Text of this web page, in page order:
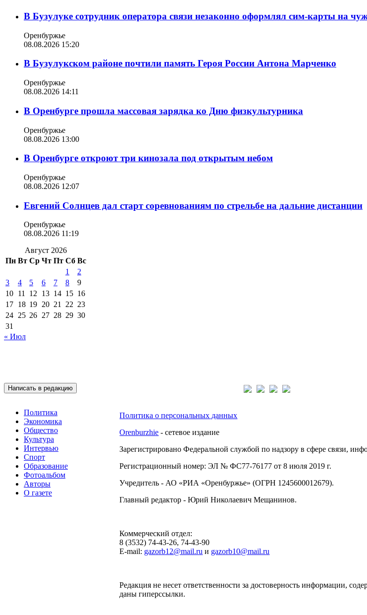
В Бузулуке сотрудник оператора связи незаконно оформлял сим-карты на
Оренбуржье
08.08.2026 15:20
В Бузулукском районе почтили память Героя России Антона Марченко
Оренбуржье
08.08.2026 14:11
В Оренбурге прошла массовая зарядка ко Дню физкультурника
Оренбуржье
08.08.2026 13:00
В Оренбурге откроют три кинозала под открытым небом
Оренбуржье
08.08.2026 12:07
Евгений Солнцев дал старт соревнованиям по стрельбе на дальние дистанции
Оренбуржье
08.08.2026 11:19
Август 2026
Пн Вт Ср Чт Пт Сб Вс
1
2
3
4 5 6 7 8
9
10 11 12 13 14 15 16
17 18 19 20 21 22 23
24 25 26 27 28 29 30
31
« Июл
Написать в редакцию
Политика
Экономика
Общество
Культура
Интервью
Спорт
Образование
Фотоальбом
Авторы
О газете
Политика о персональных данных
Orenburzhie - сетевое издание
Зарегистрировано Федеральной службой по надзору в сфере связи,
Регистрационный номер: ЭЛ № ФС77-76177 от 8 июля 2019 г.
Учредитель - АО «РИА «Оренбуржье» (ОГРН 1245600012679).
Главный редактор - Юрий Николаевич Мещанинов.
Коммерческий отдел:
8 (3532) 74-43-26, 74-43-90
E-mail: gazorb12@mail.ru и gazorb10@mail.ru
Редакция не несет ответственности за достоверность информации,
даны гиперссылки.